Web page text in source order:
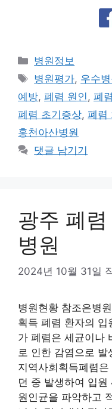
카
테
리
병원정보
태
그
병원평가, 우수
예방, 폐렴 원인, 폐
폐렴 초기증상, 폐렴
홍천아산병원
댓글 남기기
광주 폐
병원
2024년 10월 31일
병원현황 참조은병
획득 폐렴 환자의 입
가 폐렴은 세균이나
로 인한 감염으로
지역사회획득폐렴
던 중 발생하여 입
원인균을 파악하고